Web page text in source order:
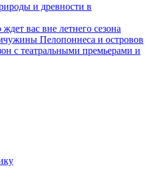
и древности в
вас вне летнего сезона
Пелопоннеса и островов
с театральными премьерами и